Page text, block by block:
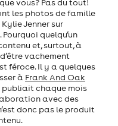
vous? Pas du tout!
les photos de famille
Jenner sur
quelqu’un
et, surtout, à
vachement
féroce. Il y a quelques
à Frank And Oak
publiait chaque mois
avec des
donc pas le produit